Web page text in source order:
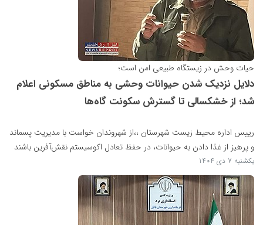
حیات وحش در زیستگاه طبیعی امن است؛
دلایل نزدیک شدن حیوانات وحشی به مناطق مسکونی اعلام
شد؛ از خشکسالی تا گسترش سکونت گاه‌ها
رییس اداره محیط زیست شهرستان ،،از شهروندان خواست با مدیریت پسماند
و پرهیز از غذا دادن به حیوانات، در حفظ تعادل اکوسیستم نقش‌آفرین باشند
یکشنبه 7 دی 1404